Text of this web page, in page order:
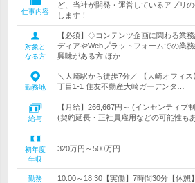
仕事内容
ど、当社が開発・運営しているアプリ
します！
対象と
なる方
【必須】◇コンテンツ企画に関わる業
ディアやWebプラットフォームでの業
興味がある方 ほか
勤務地
＼大崎駅から徒歩7分／ 【大崎オフィ
丁目1‐1 住友不動産大崎ガーデンタ…
給与
【月給】266,667円～ (インセンティブ
(契約延長・正社員雇用などの可能性も
初年度
年収
320万円～500万円
勤務
10:00～18:30【実働】7時間30分【休憩